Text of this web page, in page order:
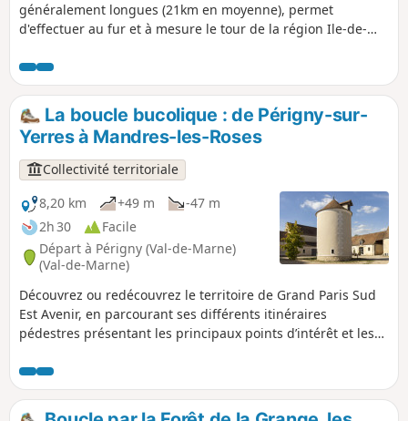
généralement longues (21km en moyenne), permet
d'effectuer au fur et à mesure le tour de la région Ile-de-
traverse plusieurs grandes forêts, passe entre les champs
cultivés et longe de nombreuses rivières. Hormis certaines
étapes à dominante forestière, un riche patrimoine est au
rendez-vous.
La boucle bucolique : de Périgny-sur-
Yerres à Mandres-les-Roses
Collectivité territoriale
8,20 km
+49 m
-47 m
2h 30
Facile
Départ à Périgny (Val-de-Marne)
(Val-de-Marne)
Découvrez ou redécouvrez le territoire de Grand Paris Sud
Est Avenir, en parcourant ses différents itinéraires
pédestres présentant les principaux points d’intérêt et les
histoires atypiques et singulières.